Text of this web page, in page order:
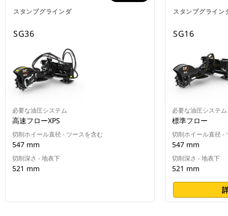
スタンプグラインダ
SG36
必要な油圧システム
高速フローXPS
切削ホイール直径 - ツースを含む
547 mm
切削深さ - 地表下
521 mm
スタンプグライン
SG16
必要な油圧システム
標準フロー
切削ホイール直径 -
547 mm
切削深さ - 地表下
521 mm